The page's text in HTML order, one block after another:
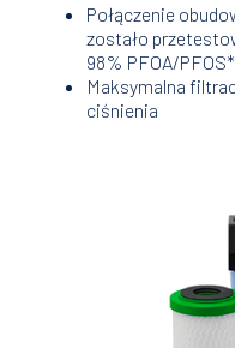
Połączenie
zostało
98% PFOA/PFOS*
Maksymalna
ciśnienia